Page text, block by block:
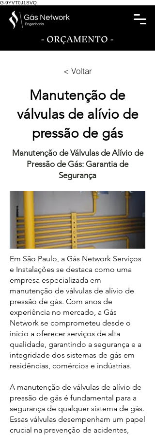
G-9YVT0J1SVQ
- ORÇAMENTO -
< Voltar
Manutenção de
válvulas de alívio de
pressão de gás
Manutenção de Válvulas de Alívio de
Pressão de Gás: Garantia de
Segurança
Em São Paulo, a Gás Network Serviços
e Instalações se destaca como uma
empresa especializada em
manutenção de válvulas de alívio de
pressão de gás. Com anos de
experiência no mercado, a Gás
Network se comprometeu desde o
início a oferecer serviços de alta
qualidade, garantindo a segurança e a
integridade dos sistemas de gás em
residências, comércios e indústrias.
A manutenção de válvulas de alívio de
pressão de gás é fundamental para a
segurança de qualquer sistema de gás.
Essas válvulas desempenham um papel
crucial na prevenção de acidentes,